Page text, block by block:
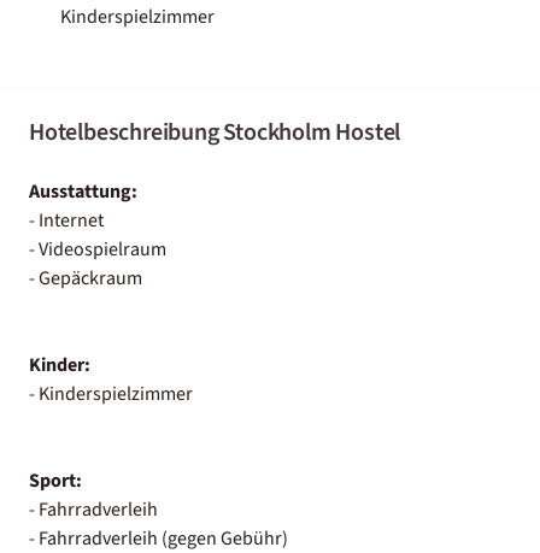
Kinderspielzimmer
Hotelbeschreibung Stockholm Hostel
Ausstattung:
- Internet
- Videospielraum
- Gepäckraum
Kinder:
- Kinderspielzimmer
Sport:
- Fahrradverleih
- Fahrradverleih (gegen Gebühr)